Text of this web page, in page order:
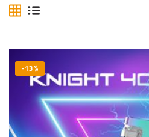
表 リ
-13%